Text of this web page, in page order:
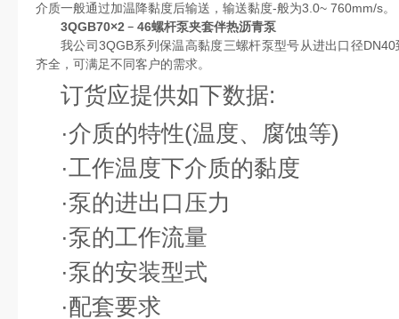
介质一般通过加温降黏度后输送，输送黏度-般为3.0~ 760mm/s。
3QGB70×2﹣46螺杆泵夹套伴热沥青泵
我公司3QGB系列保温高黏度三螺杆泵型号从进出口径
齐全，可满足不同客户的需求。
订货应提供如下数据:
·介质的特性(温度、腐蚀等)
·工作温度下介质的黏度
·泵的进出口压力
·泵的工作流量
·泵的安装型式
·配套要求